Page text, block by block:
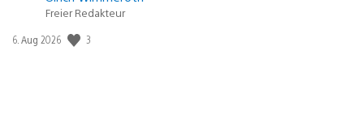
Freier Redakteur
Veröffentlichungsdatum:
6. Aug 2026 3